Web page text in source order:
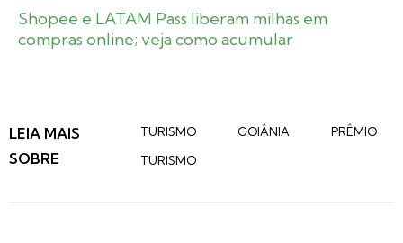
Shopee e LATAM Pass liberam milhas em
compras online; veja como acumular
LEIA MAIS
SOBRE
TURISMO GOIÂNIA
PRÊMIO
TURISMO